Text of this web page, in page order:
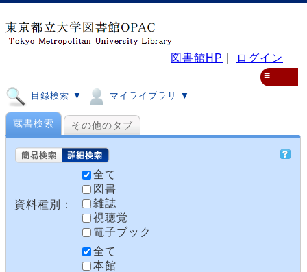
図書館HP ログイン
目録検索 ▼ マイライブラリ ▼
≡
蔵書検索 その他のタブ
資料種別：
全て
図書
雑誌
視聴覚
電子ブック
全て
本館